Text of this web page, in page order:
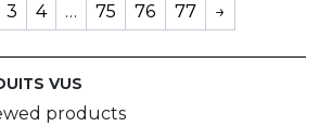
3 4 … 75 76 77 →
VUS
products